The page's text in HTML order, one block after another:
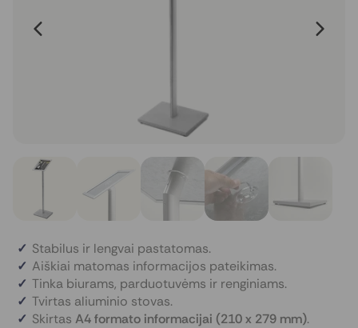
Stabilus ir lengvai pastatomas.
Aiškiai matomas informacijos pateikimas.
Tinka biurams, parduotuvėms ir renginiams.
Tvirtas aliuminio stovas.
Skirtas A4 formato informacijai (210 x 279 mm).